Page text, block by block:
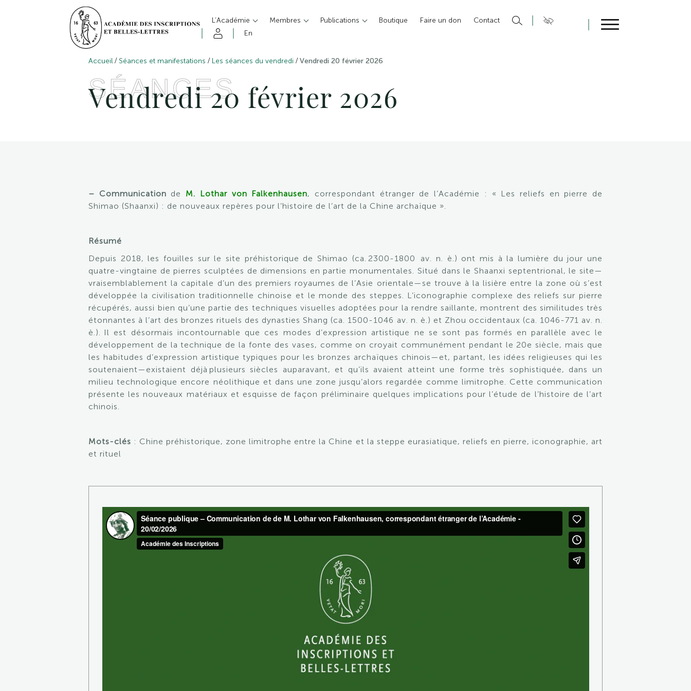
L’Académie Membres Publications Boutique Faire un don
Contact
En
Accueil / Séances et manifestations / Les séances du vendredi /Vendredi 20 février 2026
SÉANCES
Vendredi 20 février 2026
– Communication de M. Lothar von Falkenhausen, correspondant étranger de l’Académie : « Les reliefs en pierre de
Shimao (Shaanxi) : de nouveaux repères pour l’histoire de l’art de la Chine archaïque ».
Résumé
Depuis 2018, les fouilles sur le site préhistorique de Shimao (ca. 2300-1800
av. n. è.) ont mis à la lumière du jour une
quatre-vingtaine de pierres sculptées de dimensions en partie monumentales. Situé dans le Shaanxi septentrional, le site—
vraisemblablement la capitale d’un des premiers royaumes de l’Asie orientale—se trouve à la lisière entre la zone où s’est
développée la civilisation traditionnelle chinoise et le monde des steppes. L’iconographie complexe des reliefs sur pierre
récupérés, aussi bien qu’une partie des techniques visuelles adoptées pour la rendre saillante, montrent des similitudes très
étonnantes à l’art des bronzes rituels des dynasties Shang (ca. 1500-1046 av. n. è.) et Zhou occidentaux (ca. 1046-771 av. n.
è.). Il est désormais incontournable que ces modes d’expression artistique ne se sont pas formés en parallèle avec le
développement de la technique de la fonte des vases, comme on croyait communément pendant le 20e siècle, mais que
les habitudes d’expression artistique typiques pour les bronzes archaïques chinois—et, partant, les idées religieuses qui les
soutenaient—existaient déjà plusieurs siècles auparavant, et qu’ils avaient atteint une forme très sophistiquée, dans un
milieu technologique encore néolithique et dans une zone jusqu’alors regardée comme limitrophe. Cette communication
présente les nouveaux matériaux et esquisse de façon préliminaire quelques implications pour l’étude de l’histoire de l’art
chinois.
Mots-clés : Chine préhistorique, zone limitrophe entre la Chine et la steppe eurasiatique, reliefs en pierre, iconographie, art
et rituel